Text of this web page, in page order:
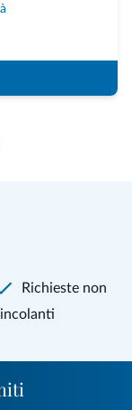
Richieste non